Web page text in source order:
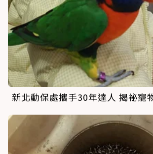
新北動保處攜手30年達人 揭祕寵